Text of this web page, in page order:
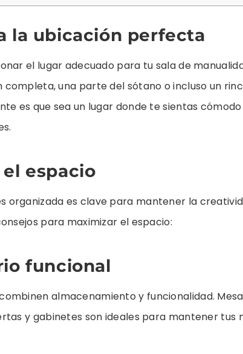
la ubicación perfecta
el lugar adecuado para tu sala de
completa, una parte del sótano o incluso un
es que sea un lugar donde te sientas
espacio
organizada es clave para mantener la
para maximizar el espacio:
funcional
almacenamiento y funcionalidad.
y gabinetes son ideales para mantener tus